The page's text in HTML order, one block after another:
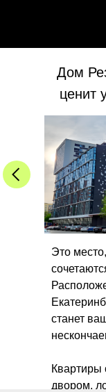
Дом
ценит
Это
станет
Квартиры
двором,